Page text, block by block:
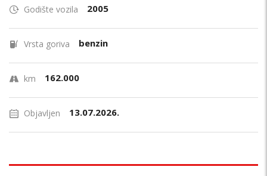
Godište vozila 2005
Vrsta goriva benzin
km 162.000
Objavljen 13.07.2026.